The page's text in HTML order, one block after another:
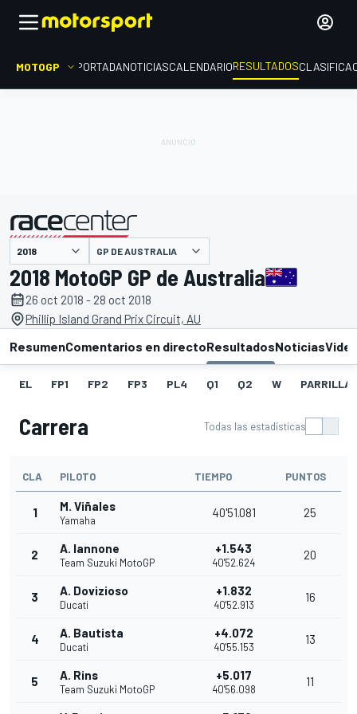
MOTOGP PORTADANOTICIASCALENDARIORESULTADOS
presentado por GP DE AUSTRALIA
2018 MotoGP GP de Australia
26 oct 2018 - 28 oct 2018
Phillip Island Grand Prix Circuit, AU
ResumenComentarios en directoResultadosNoticias
EL FP1 FP2 FP3 PL4 Q1 Q2 W PARRILLA
Carrera Todas las estadísticas
CLA PILOTO TIEMPO PUNTOS
1 M. Viñales
Yamaha
40'51.081 25
2 A. Iannone
Team Suzuki MotoGP
+1.543
40'52.624
20
3 A. Dovizioso
Ducati
+1.832
40'52.913
16
4 A. Bautista
Ducati
+4.072
40'55.153
13
5 A. Rins
Team Suzuki MotoGP
+5.017
40'56.098
11